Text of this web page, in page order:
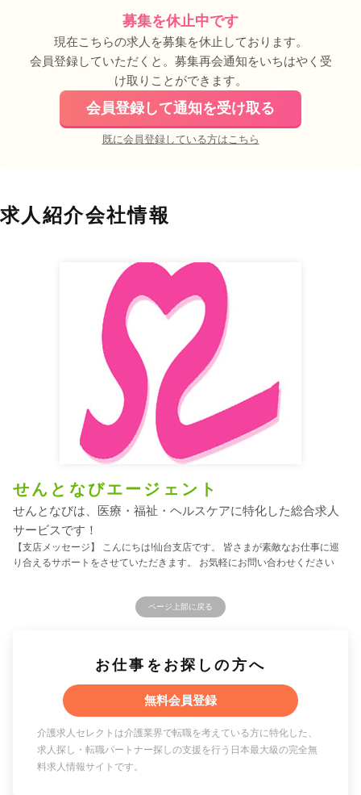
募集を休止中です
現在こちらの求人を募集を休止しております。
会員登録していただくと。募集再会通知をいちはやく受
け取りことができます。
会員登録して通知を受け取る
既に会員登録している方はこちら
求人紹介会社情報
せんとなびエージェント
せんとなびは、医療・福祉・ヘルスケアに特化した総合求人
サービスです！
【支店メッセージ】 こんにちは!仙台支店です。 皆さまが素敵なお仕事に巡
り合えるサポートをさせていただきます。 お気軽にお問い合わせください
ページ上部に戻る
お仕事をお探しの方へ
無料会員登録
介護求人セレクトは介護業界で転職を考えている方に特化した、
求人探し・転職パートナー探しの支援を行う日本最大級の完全無
料求人情報サイトです。